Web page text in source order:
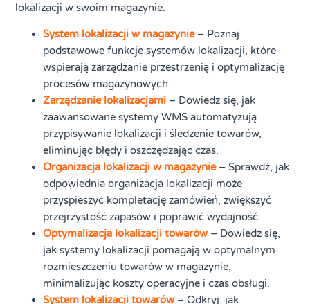
lokalizacji w swoim magazynie.
System lokalizacji w magazynie– Poznaj
podstawowe funkcje systemów lokalizacji, które
wspierają zarządzanie przestrzenią i optymalizację
procesów magazynowych.
Zarządzanie lokalizacjami– Dowiedz się, jak
zaawansowane systemy WMS automatyzują
przypisywanie lokalizacji i śledzenie towarów,
eliminując błędy i oszczędzając czas.
Organizacja lokalizacji w magazynie– Sprawdź, jak
odpowiednia organizacja lokalizacji może
przyspieszyć kompletację zamówień, zwiększyć
przejrzystość zapasów i poprawić wydajność.
Optymalizacja lokalizacji towarów– Dowiedz się,
jak systemy lokalizacji pomagają w optymalnym
rozmieszczeniu towarów w magazynie,
minimalizując koszty operacyjne i czas obsługi.
System lokalizacji towarów– Odkryj, jak